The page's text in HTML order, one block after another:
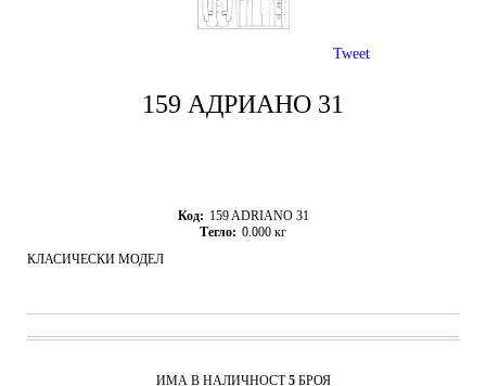
159 АДРИАНО 31
Код: 159 ADRIANO 31
Тегло: 0.000 кг
КЛАСИЧЕСКИ МОДЕЛ
ИМА В НАЛИЧНОСТ5БРОЯ
Tweet